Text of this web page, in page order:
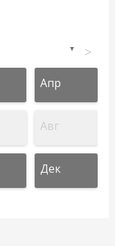
▼ >
Апр
Авг
Дек